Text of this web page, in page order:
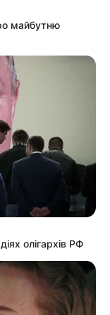
майбутню
олігархів РФ